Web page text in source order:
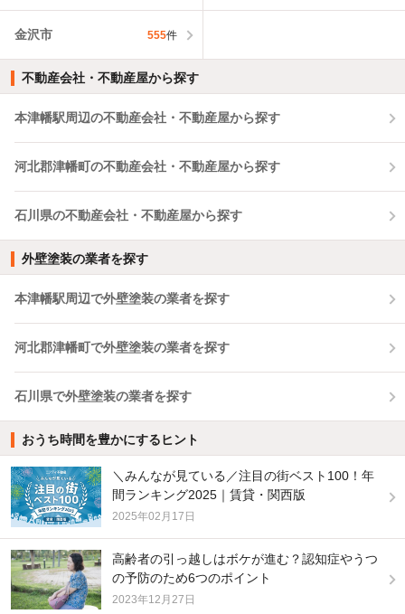
金沢市 555件
不動産会社・不動産屋から探す
本津幡駅周辺の不動産会社・不動産屋から探す
河北郡津幡町の不動産会社・不動産屋から探す
石川県の不動産会社・不動産屋から探す
外壁塗装の業者を探す
本津幡駅周辺で外壁塗装の業者を探す
河北郡津幡町で外壁塗装の業者を探す
石川県で外壁塗装の業者を探す
おうち時間を豊かにするヒント
＼みんなが見ている／注目の街ベスト100！年
間ランキング2025｜賃貸・関西版
2025年02月17日
高齢者の引っ越しはボケが進む？認知症やうつ
の予防のため6つのポイント
2023年12月27日